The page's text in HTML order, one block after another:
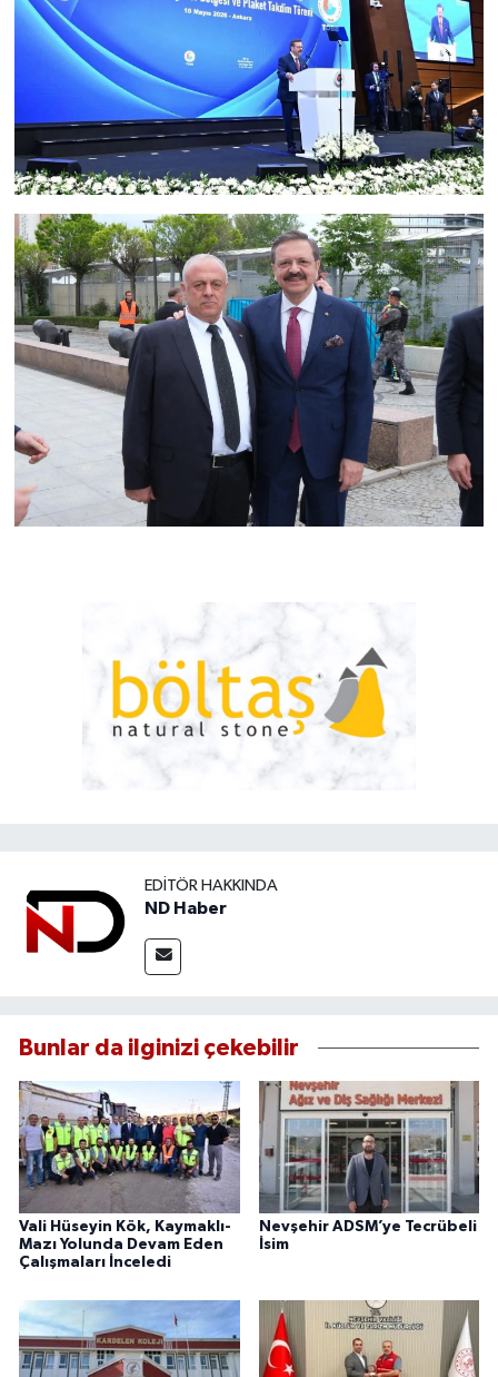
EDITÖR HAKKINDA
ND Haber
Bunlar da ilginizi çekebilir
Vali Hüseyin Kök, Kaymaklı-
Mazı Yolunda Devam Eden
Çalışmaları İnceledi
Nevşehir ADSM’ye Tecrübeli
İsim